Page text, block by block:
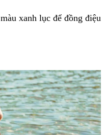
màu xanh lục để đồng điệu